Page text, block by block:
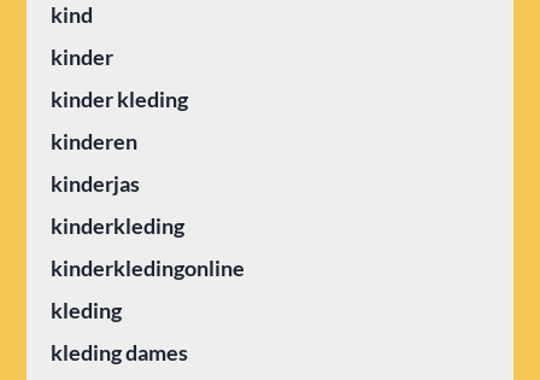
kind
kinder
kinder kleding
kinderen
kinderjas
kinderkleding
kinderkledingonline
kleding
kleding dames